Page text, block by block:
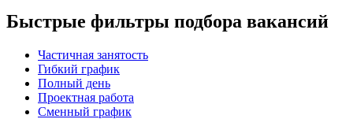
Быстрые фильтры подбора вакансий
Частичная занятость
Гибкий график
Полный день
Проектная работа
Сменный график